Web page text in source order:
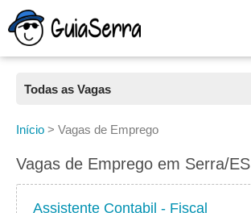
Todas as Vagas
Todas as Vagas
CLT
Início > Vagas de Emprego
Vagas de Emprego em Serra/ES
Assistente Contabil - Fiscal